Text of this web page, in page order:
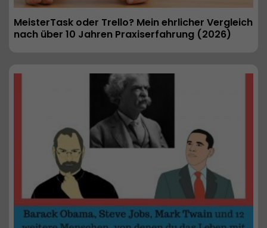
MeisterTask oder Trello? Mein ehrlicher Vergleich
nach über 10 Jahren Praxiserfahrung (2026)